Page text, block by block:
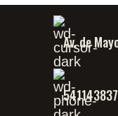
Av. de